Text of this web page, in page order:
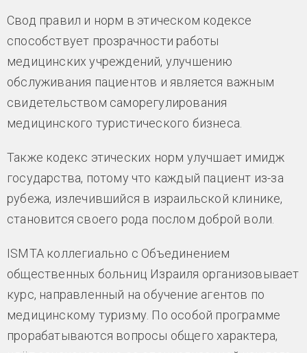
Свод правил и норм в этическом кодексе
способствует прозрачности работы
медицинских учреждений, улучшению
обслуживания пациентов и является важным
свидетельством саморегулирования
медицинского туристического бизнеса.
Также кодекс этических норм улучшает имидж
государства, потому что каждый пациент из-за
рубежа, излечившийся в израильской клинике,
становится своего рода послом доброй воли.
ISMTA коллегиально с Объединением
общественных больниц Израиля организовывает
курс, направленный на обучение агентов по
медицинскому туризму. По особой программе
прорабатываются вопросы общего характера,